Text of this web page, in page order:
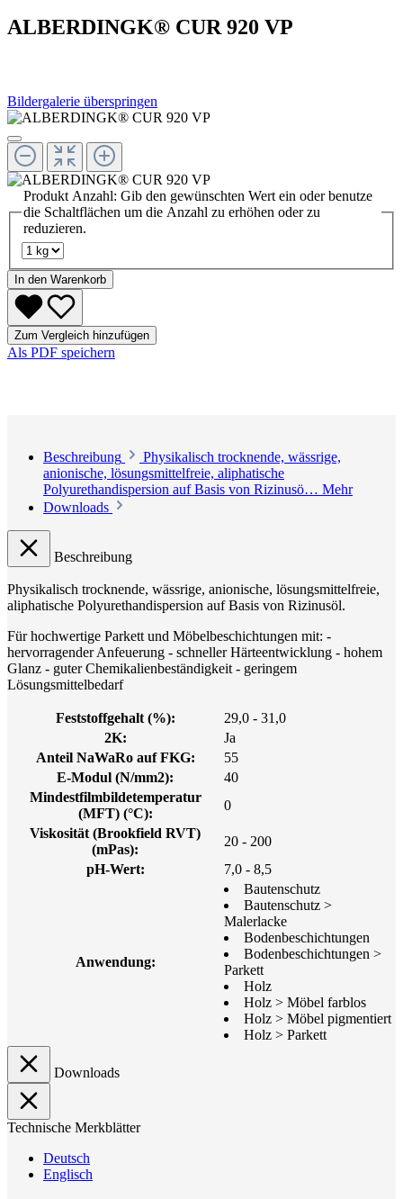
ALBERDINGK® CUR 920 VP
Bildergalerie überspringen
Produkt Anzahl: Gib den gewünschten Wert ein oder benutze
die Schaltflächen um die Anzahl zu erhöhen oder zu
reduzieren.
In den Warenkorb
Zum Vergleich hinzufügen
Als PDF speichern
Beschreibung
Physikalisch trocknende, wässrige,
anionische, lösungsmittelfreie, aliphatische
Polyurethandispersion auf Basis von Rizinusö… Mehr
Downloads
Beschreibung
Physikalisch trocknende, wässrige, anionische, lösungsmittelfreie,
aliphatische Polyurethandispersion auf Basis von Rizinusöl.
Für hochwertige Parkett und Möbelbeschichtungen mit: -
hervorragender Anfeuerung - schneller Härteentwicklung - hohem
Glanz - guter Chemikalienbeständigkeit - geringem
Lösungsmittelbedarf
Feststoffgehalt (%):
29,0 - 31,0
2K:
Ja
Anteil NaWaRo auf FKG:
55
E-Modul (N/mm2):
40
Mindestfilmbildetemperatur
(MFT) (°C):
0
Viskosität (Brookfield RVT)
(mPas):
20 - 200
pH-Wert:
7,0 - 8,5
Anwendung:
Bautenschutz
Bautenschutz >
Malerlacke
Bodenbeschichtungen
Bodenbeschichtungen >
Parkett
Holz
Holz > Möbel farblos
Holz > Möbel pigmentiert
Holz > Parkett
Downloads
Technische Merkblätter
Deutsch
Englisch